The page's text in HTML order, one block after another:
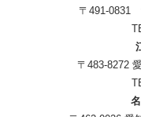
〒491-0831
〒483-8272